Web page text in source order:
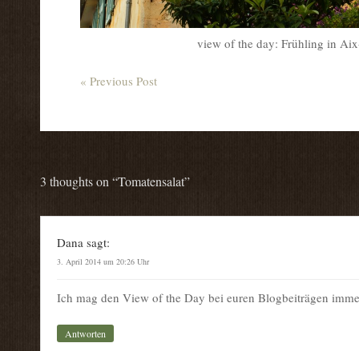
view of the day: Frühling in
« Previous Post
3 thoughts on “Tomatensalat”
Dana sagt:
3. April 2014 um 20:26 Uhr
Ich mag den View of the Day bei euren Blogbeiträgen
Antworten